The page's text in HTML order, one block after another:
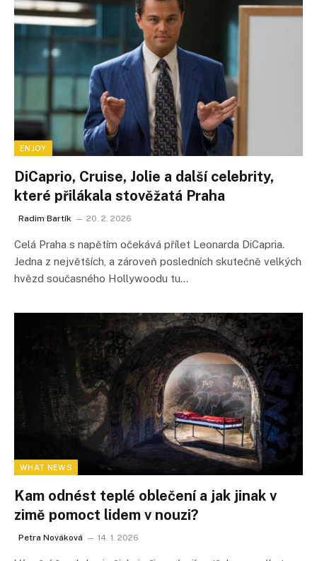
ENJOY
DiCaprio, Cruise, Jolie a další celebrity,
které přilákala stověžatá Praha
Radim Bartík 20. 2. 2026
Celá Praha s napětím očekává přílet Leonarda DiCapria.
Jedna z největších, a zároveň posledních skutečně velkých
hvězd současného Hollywoodu tu…
WHAT NEWS
Kam odnést teplé oblečení a jak jinak v
zimě pomoct lidem v nouzi?
Petra Nováková 14. 1. 2026